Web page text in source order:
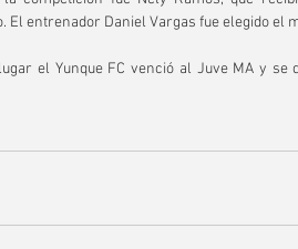
El entrenador Daniel Vargas fue elegido el
el Yunque FC venció al Juve MA y se